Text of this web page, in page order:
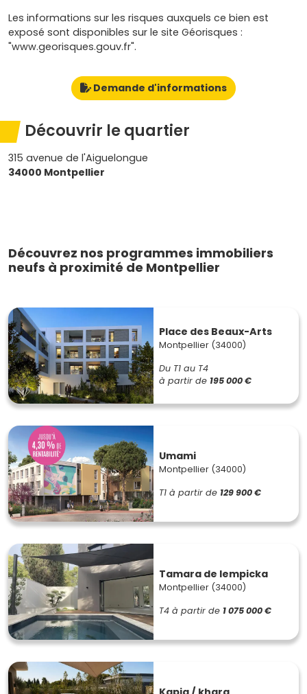
Les informations sur les risques auxquels ce bien est
exposé sont disponibles sur le site Géorisques :
"www.georisques.gouv.fr".
Demande d'informations
Découvrir le quartier
315 avenue de l'Aiguelongue
34000 Montpellier
Découvrez nos programmes immobiliers
neufs à proximité de Montpellier
Place des Beaux-Arts
Montpellier (34000)
Du T1 au T4
à partir de 195 000 €
Umami
Montpellier (34000)
T1 à partir de 129 900 €
Tamara de lempicka
Montpellier (34000)
T4 à partir de 1 075 000 €